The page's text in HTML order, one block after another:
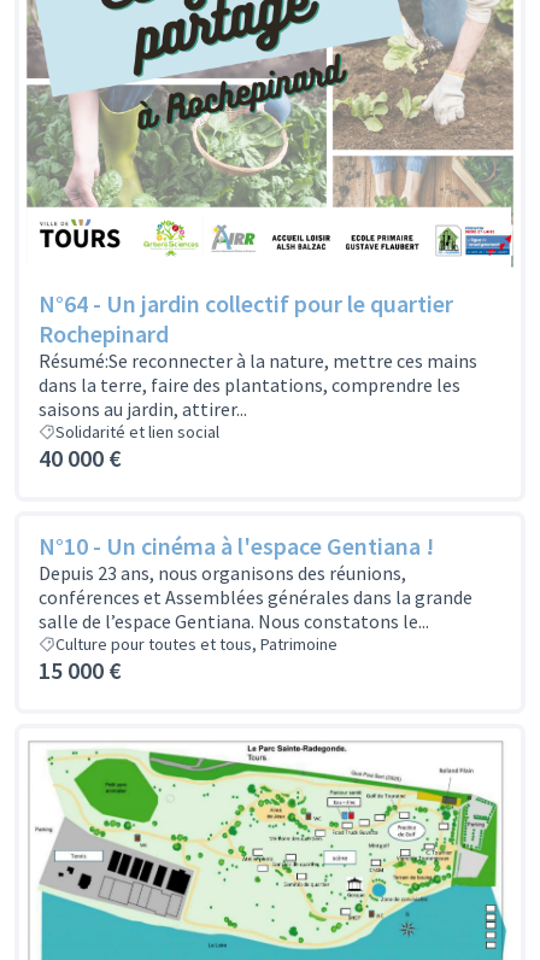
N°64 - Un jardin collectif pour le quartier
Rochepinard
Résumé:Se reconnecter à la nature, mettre ces mains
dans la terre, faire des plantations, comprendre les
saisons au jardin, attirer...
Solidarité et lien social
40 000 €
N°10 - Un cinéma à l'espace Gentiana !
Depuis 23 ans, nous organisons des réunions,
conférences et Assemblées générales dans la grande
salle de l’espace Gentiana. Nous constatons le...
Culture pour toutes et tous, Patrimoine
15 000 €